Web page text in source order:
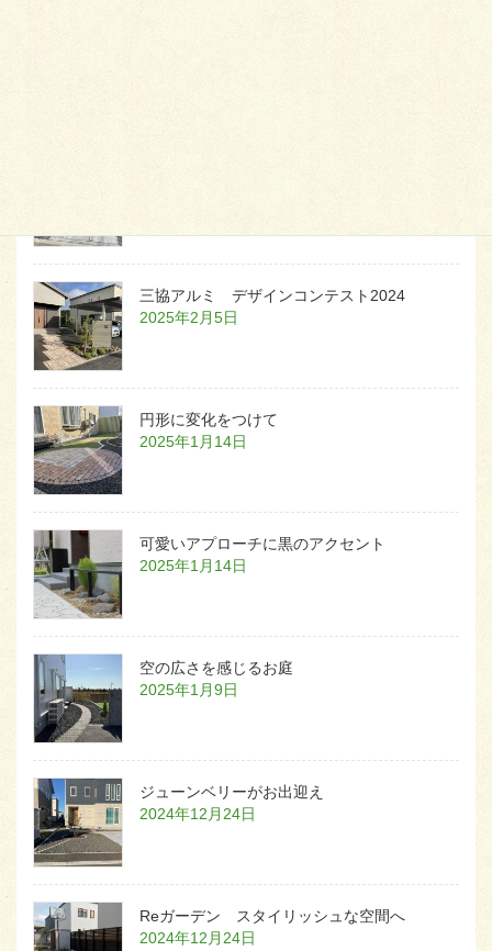
三協アルミ デザインコンテスト2024
2025年2月5日
円形に変化をつけて
2025年1月14日
可愛いアプローチに黒のアクセント
2025年1月14日
空の広さを感じるお庭
2025年1月9日
ジューンベリーがお出迎え
2024年12月24日
Reガーデン スタイリッシュな空間へ
2024年12月24日